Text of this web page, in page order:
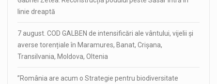
linie dreaptă
7 august. COD GALBEN de intensificări ale vântului, vijelii și
averse torențiale în Maramures, Banat, Crișana,
Transilvania, Moldova, Oltenia
”România are acum o Strategie pentru biodiversitate